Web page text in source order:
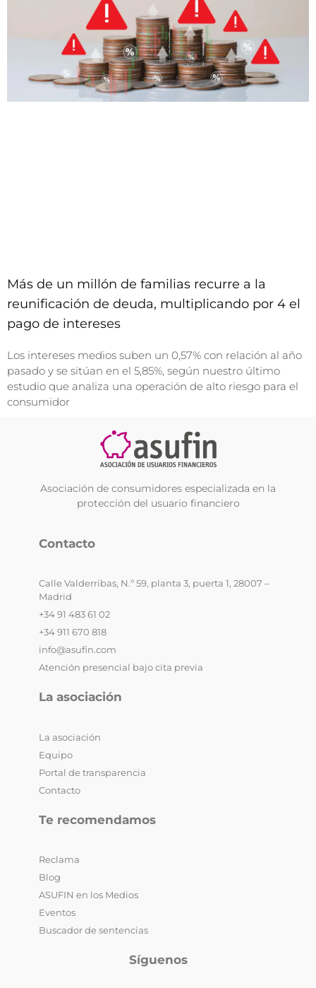
Más de un millón de familias recurre a la
reunificación de deuda, multiplicando por 4 el
pago de intereses
Los intereses medios suben un 0,57% con relación al año
pasado y se sitúan en el 5,85%, según nuestro último
estudio que analiza una operación de alto riesgo para el
consumidor
Asociación de consumidores especializada en la
protección del usuario financiero
Contacto
Calle Valderribas, N.º 59, planta 3, puerta 1, 28007 –
Madrid
+34 91 483 61 02
+34 911 670 818
info@asufin.com
Atención presencial bajo cita previa
La asociación
La asociación
Equipo
Portal de transparencia
Contacto
Te recomendamos
Reclama
Blog
ASUFIN en los Medios
Eventos
Buscador de sentencias
Síguenos